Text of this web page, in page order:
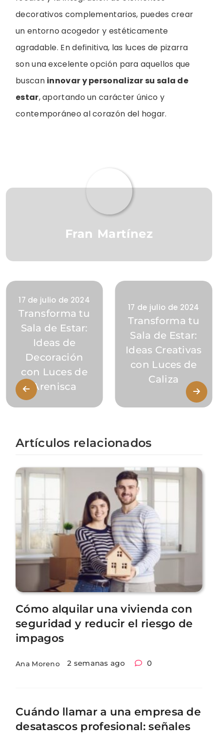
decorativos complementarios, puedes crear
un entorno acogedor y estéticamente
agradable. En definitiva, las luces de pizarra
son una excelente opción para aquellos que
buscan innovar y personalizar su sala de
estar, aportando un carácter único y
contemporáneo al corazón del hogar.
Fran Martínez
17 de julio de 2024
Transforma tu
Sala de Estar:
Ideas de
Decoración
con Luces de
Arenisca
17 de julio de 2024
Transforma tu
Sala de Estar:
Ideas Creativas
con Luces de
Caliza
Artículos relacionados
Cómo alquilar una vivienda con
seguridad y reducir el riesgo de
impagos
Ana Moreno 2 semanas ago 0
Cuándo llamar a una empresa de
desatascos profesional: señales